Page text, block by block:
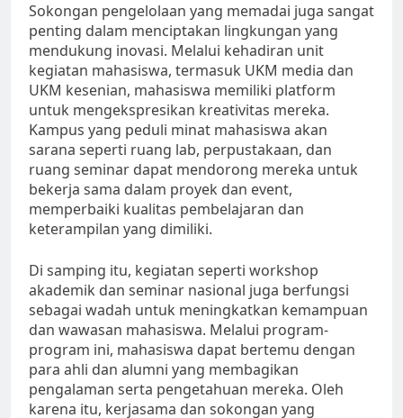
Sokongan pengelolaan yang memadai juga sangat
penting dalam menciptakan lingkungan yang
mendukung inovasi. Melalui kehadiran unit
kegiatan mahasiswa, termasuk UKM media dan
UKM kesenian, mahasiswa memiliki platform
untuk mengekspresikan kreativitas mereka.
Kampus yang peduli minat mahasiswa akan
sarana seperti ruang lab, perpustakaan, dan
ruang seminar dapat mendorong mereka untuk
bekerja sama dalam proyek dan event,
memperbaiki kualitas pembelajaran dan
keterampilan yang dimiliki.
Di samping itu, kegiatan seperti workshop
akademik dan seminar nasional juga berfungsi
sebagai wadah untuk meningkatkan kemampuan
dan wawasan mahasiswa. Melalui program-
program ini, mahasiswa dapat bertemu dengan
para ahli dan alumni yang membagikan
pengalaman serta pengetahuan mereka. Oleh
karena itu, kerjasama dan sokongan yang